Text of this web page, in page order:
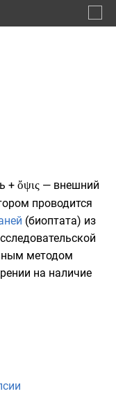
+ ὄψις — внешний
проводится
(биоптата) из
методом
на наличие